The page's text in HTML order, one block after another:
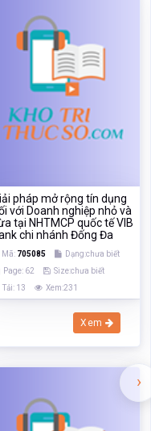
pháp mở rộng tín dụng
với Doanh nghiệp nhỏ và
tại NHTMCP quốc tế VIB
chi nhánh Đống Đa
Mã: 705085
Dạng:chưa biết
Page: 62
Size:chưa biết
Tải: 13
Xem:231
Xem
›